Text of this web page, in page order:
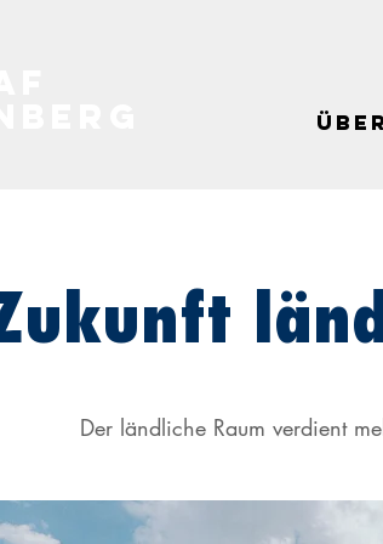
Der ländliche Raum verdient